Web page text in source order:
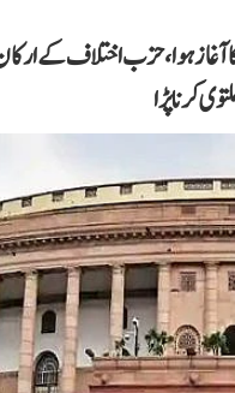
کا آغاز ہوا، حزب اختلاف کے
کرنا پڑا